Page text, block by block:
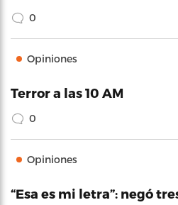
0
Opiniones
Terror a las 10 AM
0
Opiniones
“Esa es mi letra”: negó